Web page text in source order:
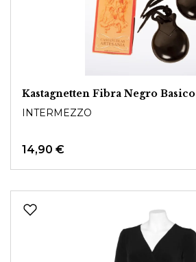
Kastagnetten Fibra Negro Basico
INTERMEZZO
14,90 €